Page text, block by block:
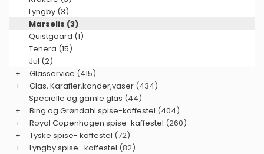
Lyngby (3)
Marselis (3)
Quistgaard (1)
Tenera (15)
Jul (2)
+
Glasservice (415)
+
Glas, Karafler,kander,vaser (434)
Specielle og gamle glas (44)
+
Bing og Grøndahl spise-kaffestel (404)
+
Royal Copenhagen spise-kaffestel (260)
+
Tyske spise- kaffestel (72)
+
Lyngby spise- kaffestel (82)